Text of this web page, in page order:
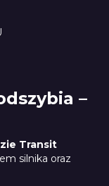
–
Transit
silnika oraz